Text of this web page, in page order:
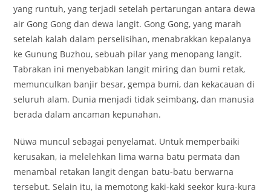
yang runtuh, yang terjadi setelah pertarungan antara dewa
air Gong Gong dan dewa langit. Gong Gong, yang marah
setelah kalah dalam perselisihan, menabrakkan kepalanya
ke Gunung Buzhou, sebuah pilar yang menopang langit.
Tabrakan ini menyebabkan langit miring dan bumi retak,
memunculkan banjir besar, gempa bumi, dan kekacauan di
seluruh alam. Dunia menjadi tidak seimbang, dan manusia
berada dalam ancaman kepunahan.
Nüwa muncul sebagai penyelamat. Untuk memperbaiki
kerusakan, ia melelehkan lima warna batu permata dan
menambal retakan langit dengan batu-batu berwarna
tersebut. Selain itu, ia memotong kaki-kaki seekor kura-kura